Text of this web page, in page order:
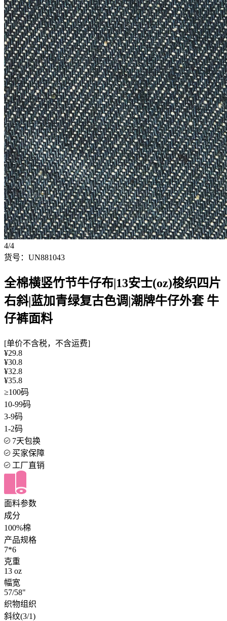
4/4
货号：UN881043
全棉横竖竹节牛仔布|13安士(oz)梭织四片
右斜|蓝加青绿复古色调|潮牌牛仔外套 牛
仔裤面料
[单价不含税，不含运费]
¥29.8
¥30.8
¥32.8
¥35.8
≥100码
10-99码
3-9码
1-2码
7天包换
买家保障
工厂直销
面料参数
成分
100%棉
产品规格
7*6
克重
13 oz
幅宽
57/58"
织物组织
斜纹(3/1)